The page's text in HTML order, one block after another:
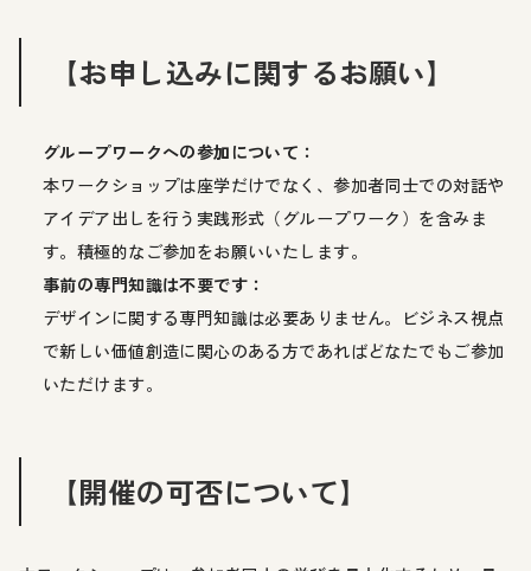
【お申し込みに関するお願い】
グループワークへの参加について：
本ワークショップは座学だけでなく、参加者同士での対話や
アイデア出しを行う実践形式（グループワーク）を含みま
す。積極的なご参加をお願いいたします。
事前の専門知識は不要です：
デザインに関する専門知識は必要ありません。ビジネス視点
で新しい価値創造に関心のある方であればどなたでもご参加
いただけます。
【開催の可否について】